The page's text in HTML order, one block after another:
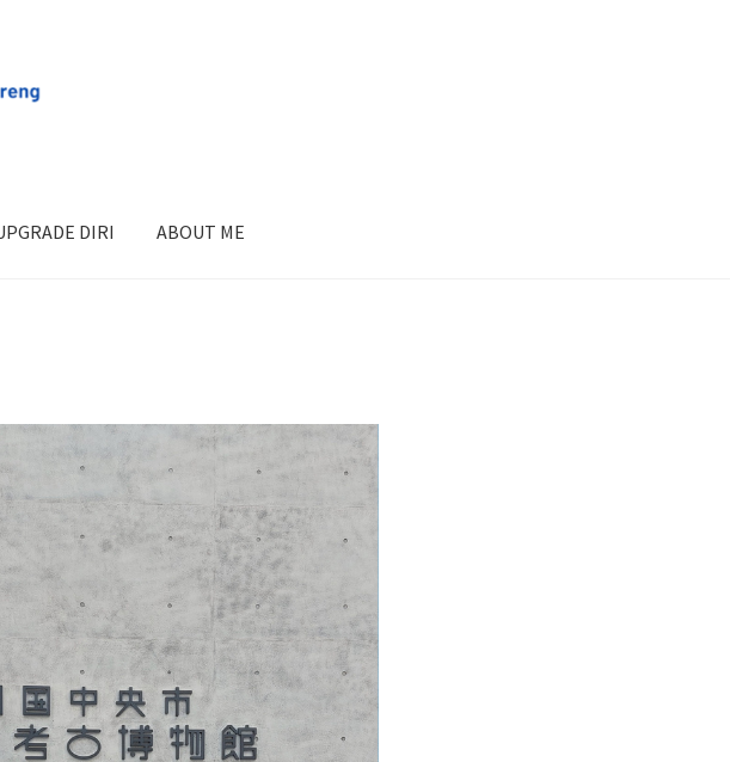
DIRI ABOUT ME